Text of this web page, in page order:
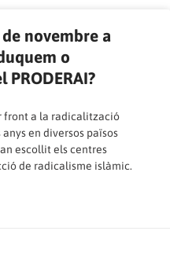
novembre a
o
PRODERAI?
front a la radicalització
en diversos països
escollit els centres
de radicalisme islàmic.